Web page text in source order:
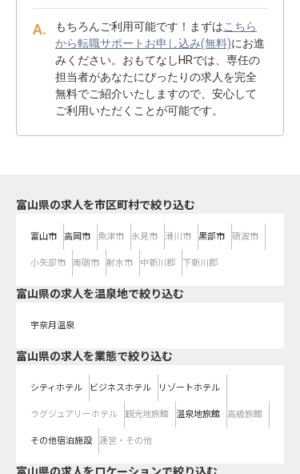
もちろんご利用可能です！まずはこちら
から転職サポートお申し込み(無料)にお進
みください。おもてなしHRでは、専任の
担当者があなたにぴったりの求人を完全
無料でご紹介いたしますので、安心して
ご利用いただくことが可能です。
富山県の求人を市区町村で絞り込む
富山市 高岡市 魚津市 氷見市 滑川市 黒部市 砺波市
小矢部市 南砺市 射水市 中新川郡 下新川郡
富山県の求人を温泉地で絞り込む
宇奈月温泉
富山県の求人を業態で絞り込む
シティホテル ビジネスホテル リゾートホテル
ラグジュアリーホテル 観光地旅館 温泉地旅館 高級旅館
その他宿泊施設 運営・その他